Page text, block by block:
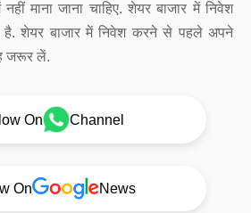
माना जाना चाहिए. शेयर बाजार में निवेश
है. शेयर बाजार में निवेश करने से पहले अपने
जरूर लें.
On Channel
On News